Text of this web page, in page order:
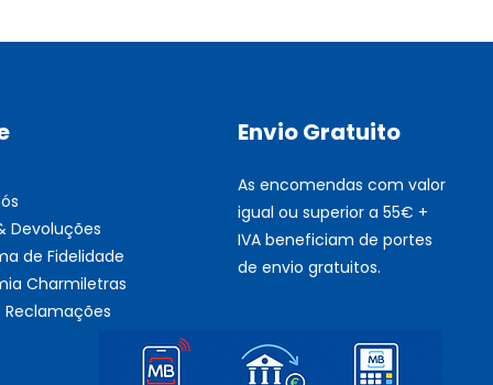
Devoluções
de Fidelidade
Charmiletras
Reclamações
Envio Gratuito
As encomendas com valor
igual ou superior a 55€ +
IVA beneficiam de portes
de envio gratuitos.